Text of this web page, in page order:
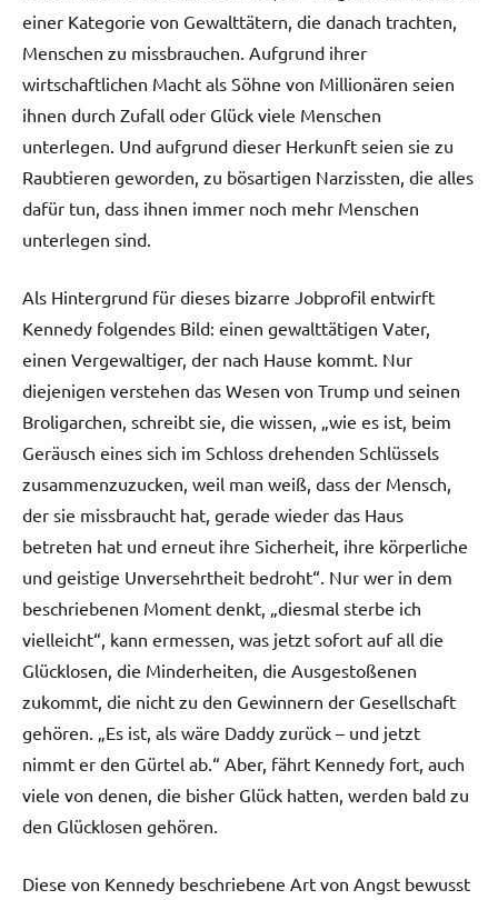
einer Kategorie von Gewalttätern, die danach trachten,
Menschen zu missbrauchen. Aufgrund ihrer
wirtschaftlichen Macht als Söhne von Millionären seien
ihnen durch Zufall oder Glück viele Menschen
unterlegen. Und aufgrund dieser Herkunft seien sie zu
Raubtieren geworden, zu bösartigen Narzissten, die alles
dafür tun, dass ihnen immer noch mehr Menschen
unterlegen sind.
Als Hintergrund für dieses bizarre Jobprofil entwirft
Kennedy folgendes Bild: einen gewalttätigen Vater,
einen Vergewaltiger, der nach Hause kommt. Nur
diejenigen verstehen das Wesen von Trump und seinen
Broligarchen, schreibt sie, die wissen, „wie es ist, beim
Geräusch eines sich im Schloss drehenden Schlüssels
zusammenzuzucken, weil man weiß, dass der Mensch,
der sie missbraucht hat, gerade wieder das Haus
betreten hat und erneut ihre Sicherheit, ihre körperliche
und geistige Unversehrtheit bedroht“. Nur wer in dem
beschriebenen Moment denkt, „diesmal sterbe ich
vielleicht“, kann ermessen, was jetzt sofort auf all die
Glücklosen, die Minderheiten, die Ausgestoßenen
zukommt, die nicht zu den Gewinnern der Gesellschaft
gehören. „Es ist, als wäre Daddy zurück – und jetzt
nimmt er den Gürtel ab.“ Aber, fährt Kennedy fort, auch
viele von denen, die bisher Glück hatten, werden bald zu
den Glücklosen gehören.
Diese von Kennedy beschriebene Art von Angst bewusst